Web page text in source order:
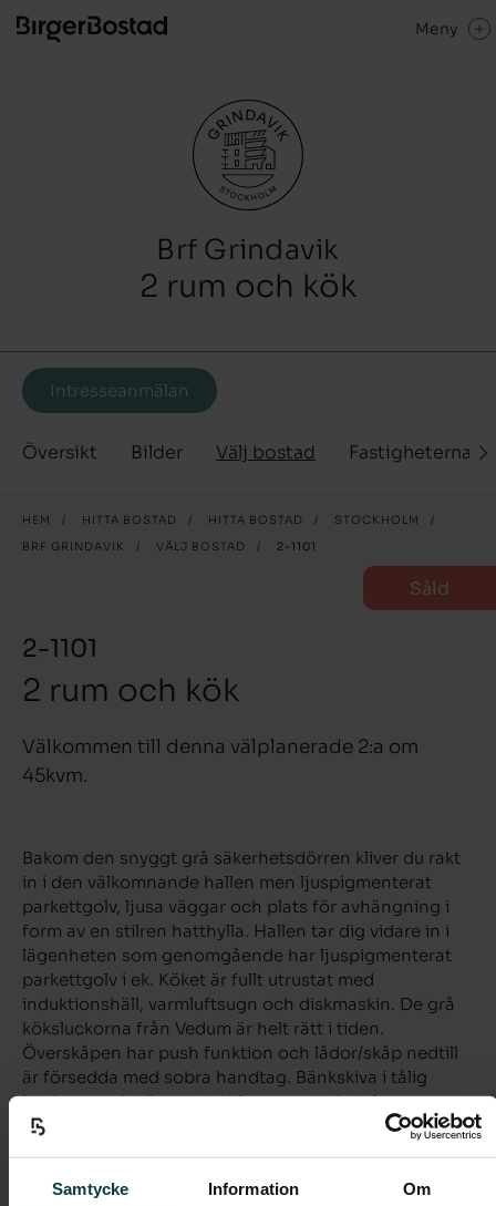
Samtycke Information Om
Meny
Brf Grindavik
2 rum och kök
Intresseanmälan
Översikt Bilder Välj bostad Fastigheterna
HEM / HITTA BOSTAD / HITTA BOSTAD / STOCKHOLM
/
BRF GRINDAVIK
/ VÄLJ BOSTAD / 2-1101
Såld
2-1101
2 rum och kök
Välkommen till denna välplanerade 2:a om
45kvm.
Bakom den snyggt grå säkerhetsdörren kliver du rakt
in i den välkomnande hallen men ljuspigmenterat
parkettgolv, ljusa väggar och plats för avhängning i
form av en stilren hatthylla. Hallen tar dig vidare in i
lägenheten som genomgående har ljuspigmenterat
parkettgolv i ek. Köket är fullt utrustat med
induktionshäll, varmluftsugn och diskmaskin. De grå
köksluckorna från Vedum är helt rätt i tiden.
Överskåpen har push funktion och lådor/skåp nedtill
är försedda med sobra handtag. Bänkskiva i tålig
laminat med stänkskydd i form av vitt kakel.
spegel med belysning ovanför. På golvet ligger ett